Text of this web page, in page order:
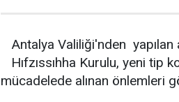
Antalya Valiliği'nden yapılan
Hıfzıssıhha Kurulu, yeni tip
mücadelede alınan önlemleri